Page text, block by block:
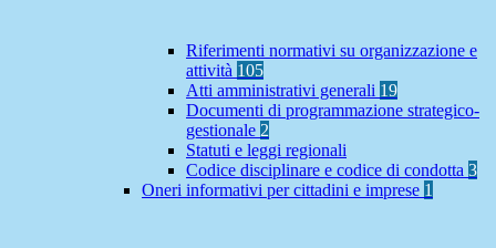
Riferimenti normativi su organizzazione e
attività 105
Atti amministrativi generali 19
Documenti di programmazione strategico-
gestionale 2
Statuti e leggi regionali
Codice disciplinare e codice di condotta 3
Oneri informativi per cittadini e imprese 1